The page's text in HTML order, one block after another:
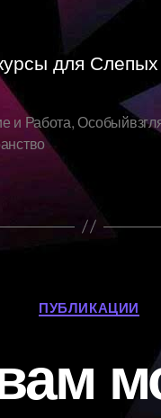
для
и Работа,
Рубрики
ПУБЛИКАЦИИ